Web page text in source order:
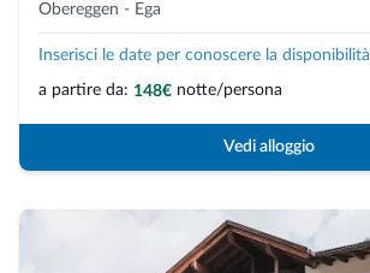
Obereggen - Ega
Inserisci le date per conoscere la disponibilità
a partire da: 148€ notte/persona
Vedi alloggio